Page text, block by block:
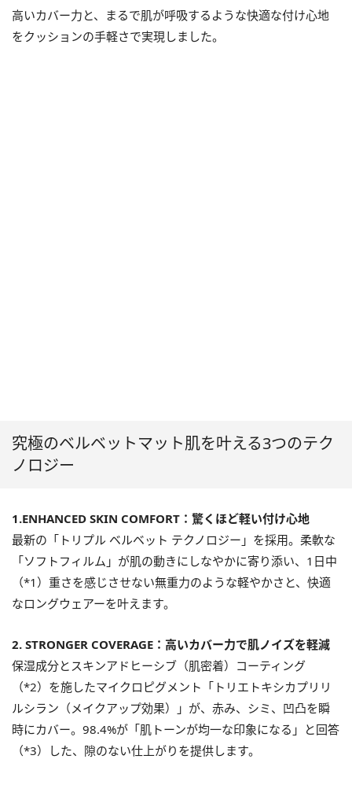
高いカバー力と、まるで肌が呼吸するような快適な付け心地
をクッションの手軽さで実現しました。
究極のベルベットマット肌を叶える3つのテク
ノロジー
1.ENHANCED SKIN COMFORT：驚くほど軽い付け心地
最新の「トリプル ベルベット テクノロジー」を採用。柔軟な
「ソフトフィルム」が肌の動きにしなやかに寄り添い、1日中
（*1）重さを感じさせない無重力のような軽やかさと、快適
なロングウェアーを叶えます。
2. STRONGER COVERAGE：高いカバー力で肌ノイズを軽減
保湿成分とスキンアドヒーシブ（肌密着）コーティング
（*2）を施したマイクロピグメント「トリエトキシカプリリ
ルシラン（メイクアップ効果）」が、赤み、シミ、凹凸を瞬
時にカバー。98.4%が「肌トーンが均一な印象になる」と回答
（*3）した、隙のない仕上がりを提供します。